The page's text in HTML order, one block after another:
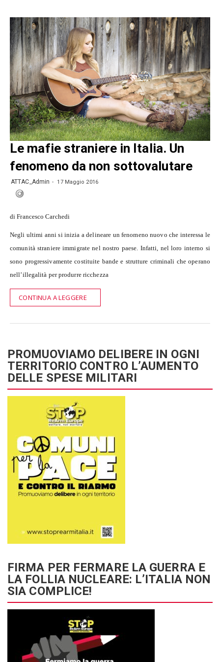
Le mafie straniere in Italia. Un
fenomeno da non sottovalutare
ATTAC_Admin 17 Maggio 2016
di Francesco Carchedi
Negli ultimi anni si inizia a delineare un fenomeno nuovo che interessa le
comunità straniere immigrate nel nostro paese. Infatti, nel loro interno si
sono progressivamente costituite bande e strutture criminali che operano
nell’illegalità per produrre ricchezza
CONTINUA A LEGGERE
PROMUOVIAMO DELIBERE IN OGNI
TERRITORIO CONTRO L’AUMENTO
DELLE SPESE MILITARI
FIRMA PER FERMARE LA GUERRA E
LA FOLLIA NUCLEARE: L’ITALIA NON
SIA COMPLICE!